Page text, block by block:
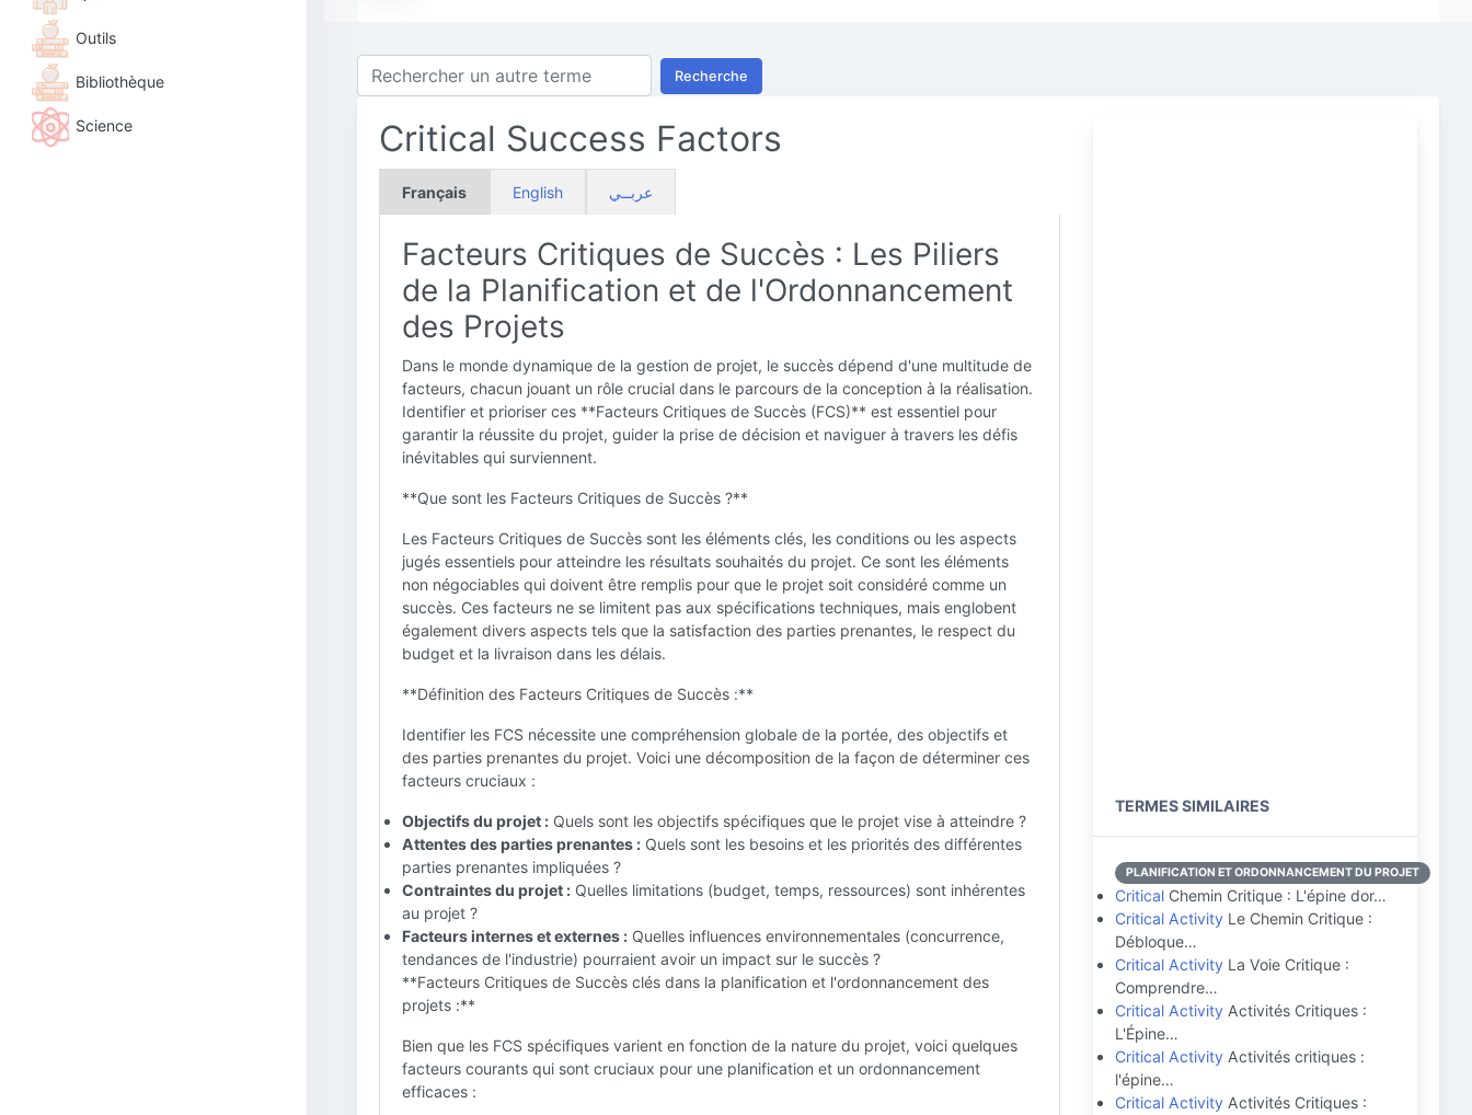
Outils
Bibliothèque
Science
Recherche
Critical Success Factors
Français English عربــي
Facteurs Critiques de Succès : Les Piliers
de la Planification et de l'Ordonnancement
des Projets
Dans le monde dynamique de la gestion de projet, le succès dépend d'une multitude de
facteurs, chacun jouant un rôle crucial dans le parcours de la conception à la réalisation.
Identifier et prioriser ces **Facteurs Critiques de Succès (FCS)** est essentiel pour
garantir la réussite du projet, guider la prise de décision et naviguer à travers les défis
inévitables qui surviennent.
**Que sont les Facteurs Critiques de Succès ?**
Les Facteurs Critiques de Succès sont les éléments clés, les conditions ou les aspects
jugés essentiels pour atteindre les résultats souhaités du projet. Ce sont les éléments
non négociables qui doivent être remplis pour que le projet soit considéré comme un
succès. Ces facteurs ne se limitent pas aux spécifications techniques, mais englobent
également divers aspects tels que la satisfaction des parties prenantes, le respect du
budget et la livraison dans les délais.
**Définition des Facteurs Critiques de Succès :**
Identifier les FCS nécessite une compréhension globale de la portée, des objectifs et
des parties prenantes du projet. Voici une décomposition de la façon de déterminer ces
facteurs cruciaux :
Objectifs du projet : Quels sont les objectifs spécifiques que le projet vise à atteindre ?
Attentes des parties prenantes : Quels sont les besoins et les priorités des différentes
parties prenantes impliquées ?
Contraintes du projet : Quelles limitations (budget, temps, ressources) sont inhérentes
au projet ?
Facteurs internes et externes : Quelles influences environnementales (concurrence,
tendances de l'industrie) pourraient avoir un impact sur le succès ?
**Facteurs Critiques de Succès clés dans la planification et l'ordonnancement des
projets :**
Bien que les FCS spécifiques varient en fonction de la nature du projet, voici quelques
facteurs courants qui sont cruciaux pour une planification et un ordonnancement
efficaces :
TERMES SIMILAIRES
PLANIFICATION ET ORDONNANCEMENT DU PROJET
Critical Chemin Critique : L'épine dor…
Critical Activity Le Chemin Critique :
Débloque…
Critical Activity La Voie Critique :
Comprendre…
Critical Activity Activités Critiques :
L'Épine…
Critical Activity Activités critiques :
l'épine…
Critical Activity Activités Critiques :